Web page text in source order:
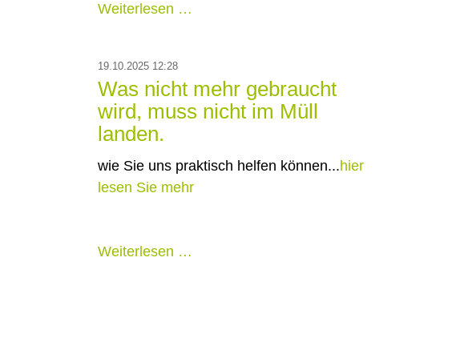
Weiterlesen …
19.10.2025 12:28
Was nicht mehr gebraucht
wird, muss nicht im Müll
landen.
wie Sie uns praktisch helfen können...hier
lesen Sie mehr
Weiterlesen …